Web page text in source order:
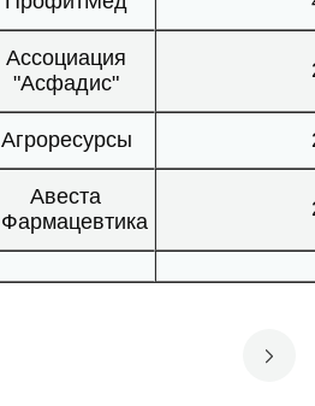
Ассоциация
"Асфадис"
Агроресурсы
Авеста
Фармацевтика